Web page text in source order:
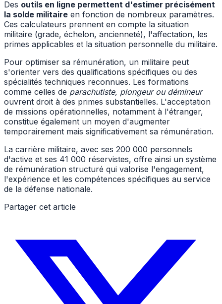
Des outils en ligne permettent d'estimer précisément
la solde militaire en fonction de nombreux paramètres.
Ces calculateurs prennent en compte la situation
militaire (grade, échelon, ancienneté), l'affectation, les
primes applicables et la situation personnelle du militaire.
Pour optimiser sa rémunération, un militaire peut
s'orienter vers des qualifications spécifiques ou des
spécialités techniques reconnues. Les formations
comme celles de parachutiste, plongeur ou démineur
ouvrent droit à des primes substantielles. L'acceptation
de missions opérationnelles, notamment à l'étranger,
constitue également un moyen d'augmenter
temporairement mais significativement sa rémunération.
La carrière militaire, avec ses 200 000 personnels
d'active et ses 41 000 réservistes, offre ainsi un système
de rémunération structuré qui valorise l'engagement,
l'expérience et les compétences spécifiques au service
de la défense nationale.
Partager cet article